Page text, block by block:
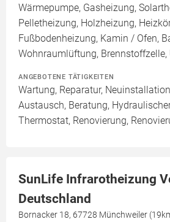
Wärmepumpe, Gasheizung,
Pelletheizung, Holzheizung,
Fußbodenheizung, Kamin / Ofen,
Wohnraumlüftung,
ANGEBOTENE TÄTIGKEITEN
Wartung, Reparatur,
Austausch, Beratung,
Thermostat, Renovierung,
SunLife Infrarotheizung
Deutschland
Bornacker 18, 67728 Münchweiler